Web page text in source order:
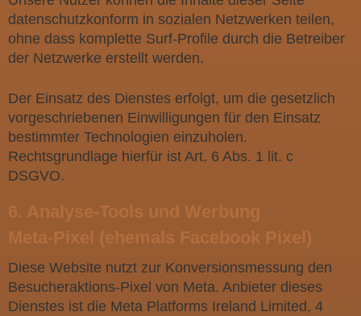
datenschutzkonform in sozialen Netzwerken teilen,
ohne dass komplette Surf-Profile durch die Betreiber
der Netzwerke erstellt werden.
Der Einsatz des Dienstes erfolgt, um die gesetzlich
vorgeschriebenen Einwilligungen für den Einsatz
bestimmter Technologien einzuholen.
Rechtsgrundlage hierfür ist Art. 6 Abs. 1 lit. c
DSGVO.
6. Analyse-Tools und Werbung
Meta-Pixel (ehemals Facebook Pixel)
Diese Website nutzt zur Konversionsmessung den
Besucheraktions-Pixel von Meta. Anbieter dieses
Dienstes ist die Meta Platforms Ireland Limited, 4